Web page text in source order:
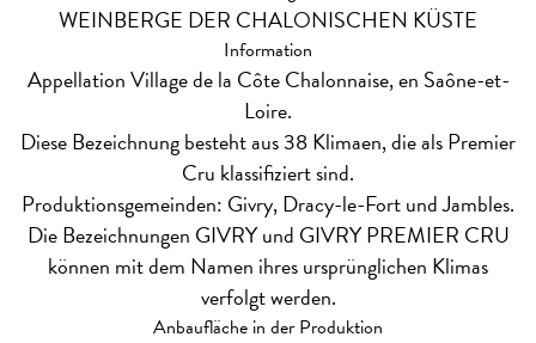
WEINBERGE DER CHALONISCHEN KÜSTE
Information
Appellation Village de la Côte Chalonnaise, en Saône-et-
Loire.
Diese Bezeichnung besteht aus 38 Klimaen, die als Premier
Cru klassifiziert sind.
Produktionsgemeinden: Givry, Dracy-le-Fort und Jambles.
Die Bezeichnungen GIVRY und GIVRY PREMIER CRU
können mit dem Namen ihres ursprünglichen Klimas
verfolgt werden.
Anbaufläche in der Produktion